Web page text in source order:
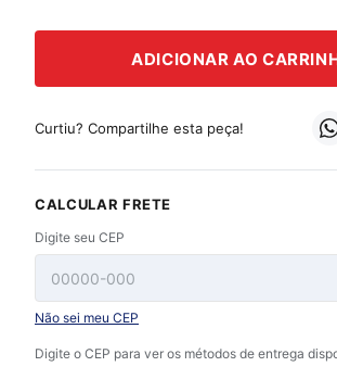
ADICIONAR AO
Curtiu? Compartilhe esta peça!
CALCULAR FRETE
Digite seu CEP
Não sei meu CEP
Digite o CEP para ver os métodos de entrega